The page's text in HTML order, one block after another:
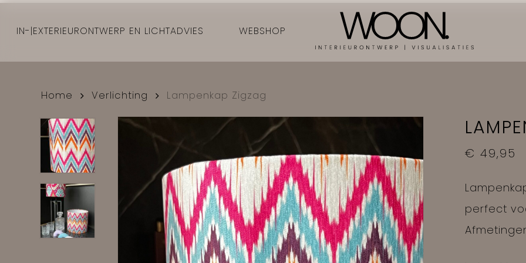
IN-|EXTERIEURONTWERP EN LICHTADVIES WEBSHOP
Home Verlichting Lampenkap Zigzag
€ 49,95
perfect